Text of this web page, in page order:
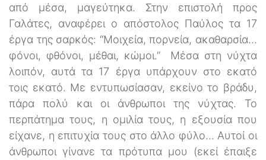
από μέσα, μαγεύτηκα. Στην επιστολή προς
Γαλάτες, αναφέρει ο απόστολος Παύλος τα 17
έργα της σαρκός: “Μοιχεία, πορνεία, ακαθαρσία...
φόνοι, φθόνοι, μέθαι, κώμοι.” Μέσα στη νύχτα
λοιπόν, αυτά τα 17 έργα υπάρχουν στο εκατό
τοις εκατό. Με εντυπωσίασαν, εκείνο το βράδυ,
πάρα πολύ και οι άνθρωποι της νύχτας. Το
περπάτημα τους, η ομιλία τους, η εξουσία που
είχανε, η επιτυχία τους στο άλλο φύλο... Αυτοί οι
άνθρωποι γίνανε τα πρότυπα μου (εκεί έπαιξε